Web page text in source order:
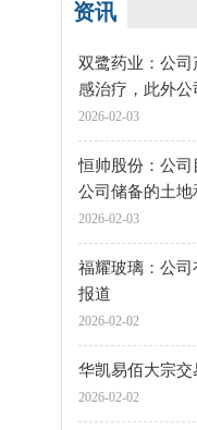
资讯
双鹭药业：公
感治疗，此外
素-2为免疫增强
感 每日速讯
2026-02-03
恒帅股份：公
公司储备的土
前的产能扩张需
2026-02-03
福耀玻璃：公司
报道
2026-02-02
华凯易佰大宗
2026-02-02